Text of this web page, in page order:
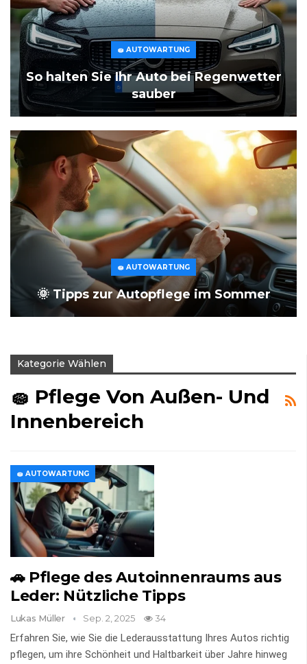
🧽 AUTOWARTUNG
So halten Sie Ihr Auto bei Regenwetter
sauber
🧽 AUTOWARTUNG
🌞 Tipps zur Autopflege im Sommer
Kategorie Wählen
🧽 Pflege Von Außen- Und
Innenbereich
🧽 AUTOWARTUNG
🚗 Pflege des Autoinnenraums aus
Leder: Nützliche Tipps
Lukas Müller Sep. 2, 2025 34
Erfahren Sie, wie Sie die Lederausstattung Ihres Autos richtig
pflegen, um ihre Schönheit und Haltbarkeit über Jahre hinweg